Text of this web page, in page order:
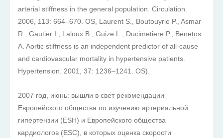
arterial stiffness in the general population. Circulation.
2006, 113: 664–670. OS, Laurent S., Boutouyrie P., Asmar
R., Gautier I., Laloux B., Guize L., Ducimetiere P., Benetos
A. Aortic stiffness is an independent predictor of all-cause
and cardiovascular mortality in hypertensive patients.
Hypertension. 2001, 37: 1236–1241. OS).
2007 год, июнь: вышли в свет рекомендации
Европейского общества по изучению артериальной
гипертензии (ESH) и Европейского общества
кардиологов (ESC), в которых оценка скорости